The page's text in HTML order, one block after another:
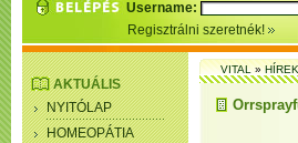
Username:
Regisztrálni szeretnék!
AKTUÁLIS
NYITÓLAP
HOMEOPÁTIA
VITAL»